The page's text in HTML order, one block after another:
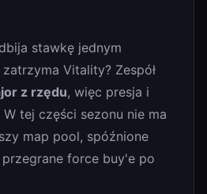
stawkę jednym
Vitality? Zespół
z rzędu, więc presja i
tej części sezonu nie ma
map pool, spóźnione
force buy'e po